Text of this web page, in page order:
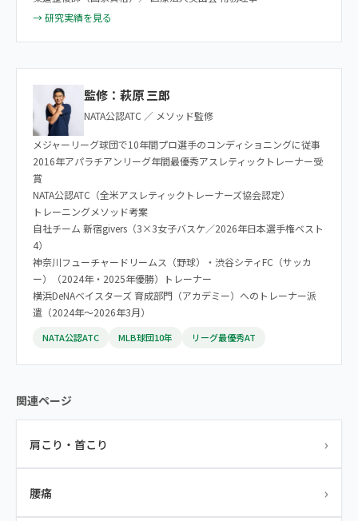
→ 研究実績を見る
監修：萩原 三郎
NATA公認ATC ／ メソッド監修
メジャーリーグ球団で10年間プロ選手のコンディショニングに従事
2016年アパラチアンリーグ年間最優秀アスレティックトレーナー受
賞
NATA公認ATC（全米アスレティックトレーナーズ協会認定）
トレーニングメソッド考案
自社チーム 新宿givers（3×3女子バスケ／2026年日本選手権ベスト
4）
神奈川フューチャードリームス（野球）・渋谷シティFC（サッカ
ー）（2024年・2025年優勝）トレーナー
横浜DeNAベイスターズ 育成部門（アカデミー）へのトレーナー派
遣（2024年〜2026年3月）
NATA公認ATC MLB球団10年 リーグ最優秀AT
関連ページ
肩こり・首こり ›
腰痛 ›